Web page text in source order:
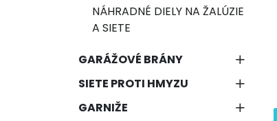
NÁHRADNÉ DIELY NA ŽALÚZIE
A SIETE
GARÁŽOVÉ BRÁNY
SIETE PROTI HMYZU
GARNIŽE